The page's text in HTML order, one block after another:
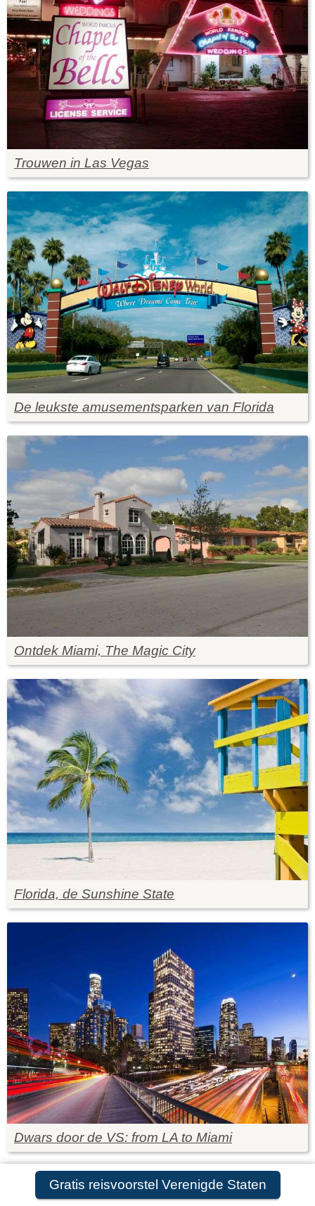
Gratis reisvoorstel Verenigde Staten
Trouwen in Las Vegas
De leukste amusementsparken van Florida
Ontdek Miami, The Magic City
Florida, de Sunshine State
Dwars door de VS: from LA to Miami